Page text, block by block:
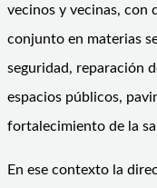
vecinos y vecinas, con
conjunto en materias
seguridad, reparación
espacios públicos,
fortalecimiento de la
En ese contexto la